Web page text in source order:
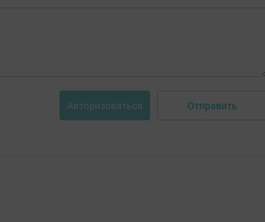
Авторизоваться Отправить